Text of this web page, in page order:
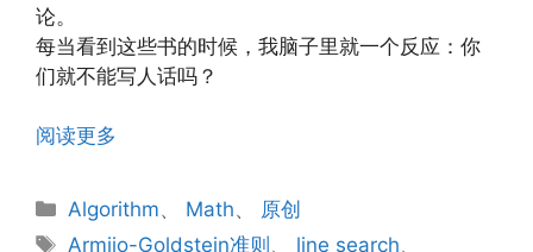
论。
每当看到这些书的时候，我脑子里就一个反应：你
们就不能写人话吗？
阅读更多
分
类
Algorithm、 Math、 原创
标
Armijo-Goldstein准则 、 line search、